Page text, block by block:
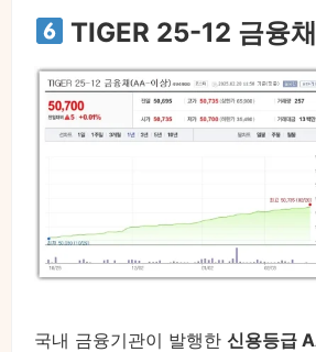
TIGER 25-12 금융
국내 금융기관이 발행한 신용등급